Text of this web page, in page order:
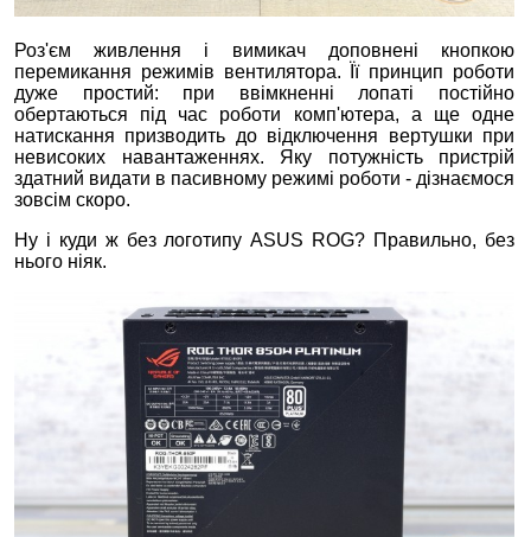
Роз'єм живлення і вимикач доповнені кнопкою
перемикання режимів вентилятора. Її принцип роботи
дуже простий: при ввімкненні лопаті постійно
обертаються під час роботи комп'ютера, а ще одне
натискання призводить до відключення вертушки при
невисоких навантаженнях. Яку потужність пристрій
здатний видати в пасивному режимі роботи - дізнаємося
зовсім скоро.
Ну і куди ж без логотипу ASUS ROG? Правильно, без
нього ніяк.